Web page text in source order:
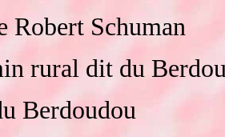
Robert Schuman
rural dit du
Berdoudou